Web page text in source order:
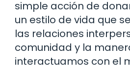
simple acción de
un estilo de vida que
las relaciones
comunidad y la
interactuamos con el